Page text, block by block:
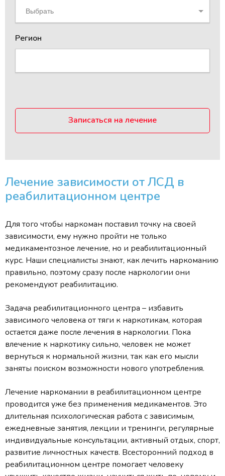
Выбрать
Регион
Записаться на лечение
Лечение зависимости от ЛСД в
реабилитационном центре
Для того чтобы наркоман поставил точку на своей
зависимости, ему нужно пройти не только
медикаментозное лечение, но и реабилитационный
курс. Наши специалисты знают, как лечить наркоманию
правильно, поэтому сразу после наркологии они
рекомендуют реабилитацию.
Задача реабилитационного центра – избавить
зависимого человека от тяги к наркотикам, которая
остается даже после лечения в наркологии. Пока
влечение к наркотику сильно, человек не может
вернуться к нормальной жизни, так как его мысли
заняты поиском возможности нового употребления.
Лечение наркомании в реабилитационном центре
проводится уже без применения медикаментов. Это
длительная психологическая работа с зависимым,
ежедневные занятия, лекции и тренинги, регулярные
индивидуальные консультации, активный отдых, спорт,
развитие личностных качеств. Всесторонний подход в
реабилитационном центре помогает человеку